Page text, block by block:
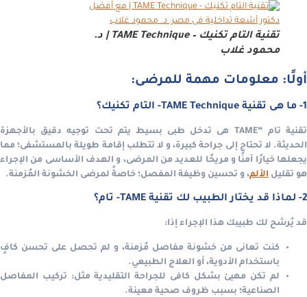
تقنية التام تكنيك – TAME Technique | د.
محمود غلاب
أولًا: معلومات مهمة للمرضى:
1- ما هى تقنية TAME Technique- التام تكنيك؟
تقنية تام “TAME هى تدخل طبى بسيط يتم تحت توجيه دقيق بالأجهزة
الحديثة. لا تحتاج إلى جراحة كبيرة، و لا تتطلب إقامة طويلة بالمستشفى؛ مما
يجعلها خيارًا آمنًا و مريحًا للعديد من المرضى، و الهدف الأساسى من الإجراء
هو تقليل الألم، و تحسين وظيفة المفصل؛ خاصةً لمرضى الخشونة المُزمنة.
2- لماذا قد يختار الطبيب لك تقنية TAME- تام؟
قد يُرشح لك طبيبك هذا الإجراء إذا:
كنت تعانى من خشونة مفاصل مُزمنة، و لم تحصل على تحسن كافٍ
باستخدام الأدوية، أو العلاج الطبيعي.
لم تكن مهيئ بشكل كافى للجراحة التقليدية مثل: تركيب المفاصل
الصناعية؛ بسبب ظروف صحية معينة.